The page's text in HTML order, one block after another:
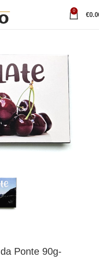
0
€
Ponte 90g-